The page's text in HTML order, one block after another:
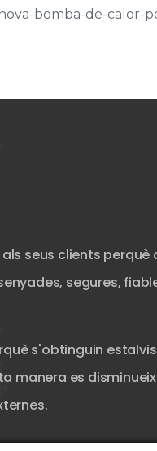
bomba-de-calor-
seus clients perquè
segures,
s'obtinguin estalvis
manera es